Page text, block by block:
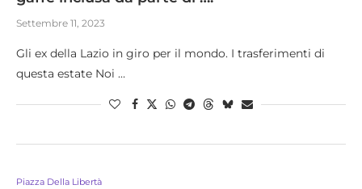
Settembre 11, 2023
Gli ex della Lazio in giro per il mondo. I trasferimenti di
questa estate Noi …
Piazza Della Libertà